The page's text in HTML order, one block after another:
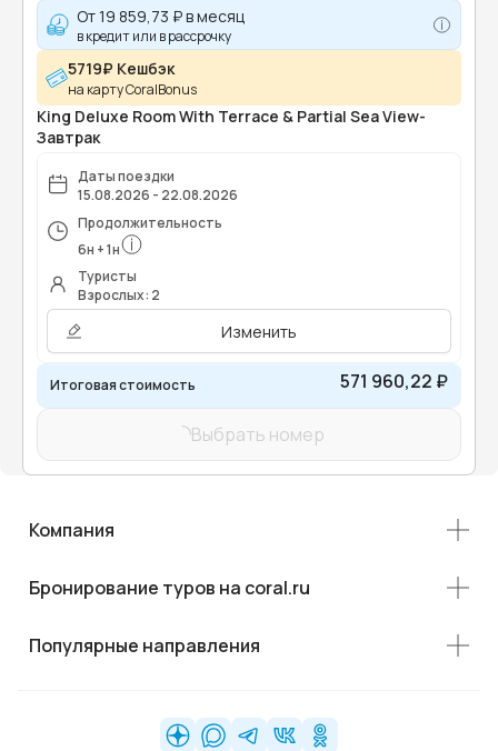
От19 859,73 ₽в месяц
в кредит или в рассрочку
5719₽ Кешбэк
на карту CoralBonus
King Deluxe Room With Terrace & Partial Sea View-
Завтрак
Даты поездки
15.08.2026 - 22.08.2026
Продолжительность
6н +1н
Туристы
Взрослых: 2
Изменить
Итоговая стоимость 571 960,22 ₽
Выбрать номер
Компания
Бронирование туров на coral.ru
Популярные направления